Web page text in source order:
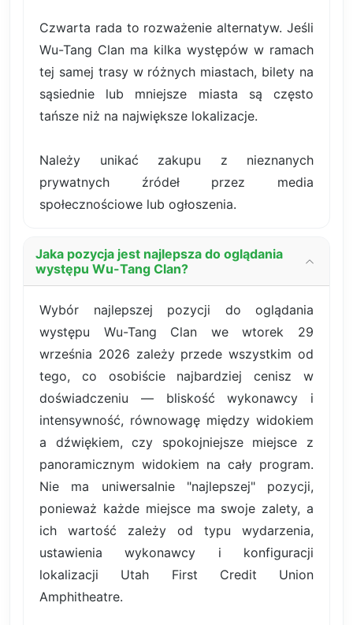
Czwarta rada to rozważenie alternatyw. Jeśli
Wu-Tang Clan ma kilka występów w ramach
tej samej trasy w różnych miastach, bilety na
sąsiednie lub mniejsze miasta są często
tańsze niż na największe lokalizacje.
Należy unikać zakupu z nieznanych
prywatnych źródeł przez media
społecznościowe lub ogłoszenia.
Jaka pozycja jest najlepsza do oglądania
występu Wu-Tang Clan?
Wybór najlepszej pozycji do oglądania
występu Wu-Tang Clan we wtorek 29
września 2026 zależy przede wszystkim od
tego, co osobiście najbardziej cenisz w
doświadczeniu — bliskość wykonawcy i
intensywność, równowagę między widokiem
a dźwiękiem, czy spokojniejsze miejsce z
panoramicznym widokiem na cały program.
Nie ma uniwersalnie "najlepszej" pozycji,
ponieważ każde miejsce ma swoje zalety, a
ich wartość zależy od typu wydarzenia,
ustawienia wykonawcy i konfiguracji
lokalizacji Utah First Credit Union
Amphitheatre.